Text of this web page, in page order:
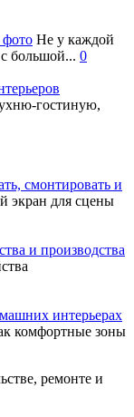
фото Не у каждой
большой... 0
гостиную,
смонтировать и
экран для сцены
и производства
интерьерах
комфортные зоны
ремонте и